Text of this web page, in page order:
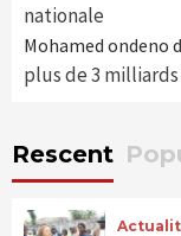
nationale
Mohamed ondeno
plus de 3
Rescent